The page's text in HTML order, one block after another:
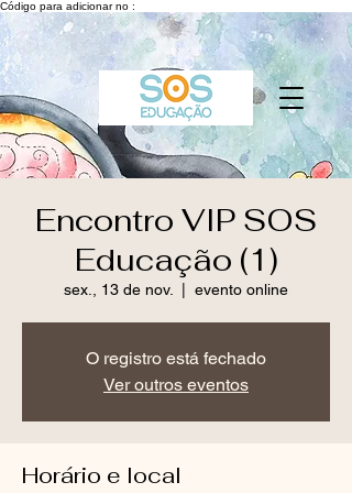
Código para adicionar no :
Encontro VIP SOS
Educação (1)
sex., 13 de nov. evento online
O registro está fechado
Ver outros eventos
Horário e local